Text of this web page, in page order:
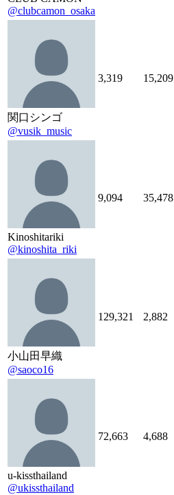
@clubcamon_osaka
関口シンゴ
@vusik_music
3,319 15,209
Kinoshitariki
@kinoshita_riki
9,094 35,478
小山田早織
@saoco16
129,321 2,882
u-kissthailand
@ukissthailand
72,663 4,688